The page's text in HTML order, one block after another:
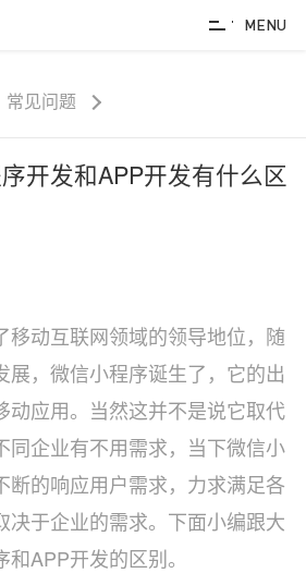
MENU
常见问题
开发和APP开发有什么区
移动互联网领域的领导地位，随
展，微信小程序诞生了，它的出
动应用。当然这并不是说它取代
同企业有不用需求，当下微信小
断的响应用户需求，力求满足各
决于企业的需求。下面小编跟大
APP开发的区别。